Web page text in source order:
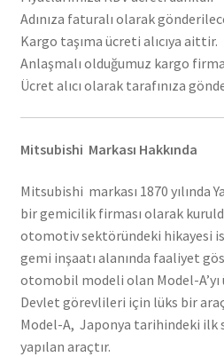
Adınıza faturalı olarak
Kargo taşıma ücreti alıcıya aittir.
Anlaşmalı olduğumuz kargo
Ücret alıcı olarak tarafınıza
Mitsubishi Markası Hakkında
Mitsubishi markası 1870 yılında
bir gemicilik firması olarak
otomotiv sektöründeki hikayesi
gemi inşaatı alanında faaliyet
otomobil modeli olan Model-A’yı
Devlet görevlileri için lüks bir
Model-A, Japonya tarihindeki ilk
yapılan araçtır.